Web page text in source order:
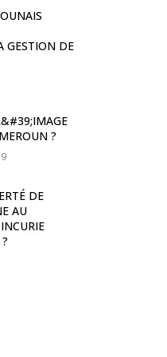
GESTION DE
?
DE
AU